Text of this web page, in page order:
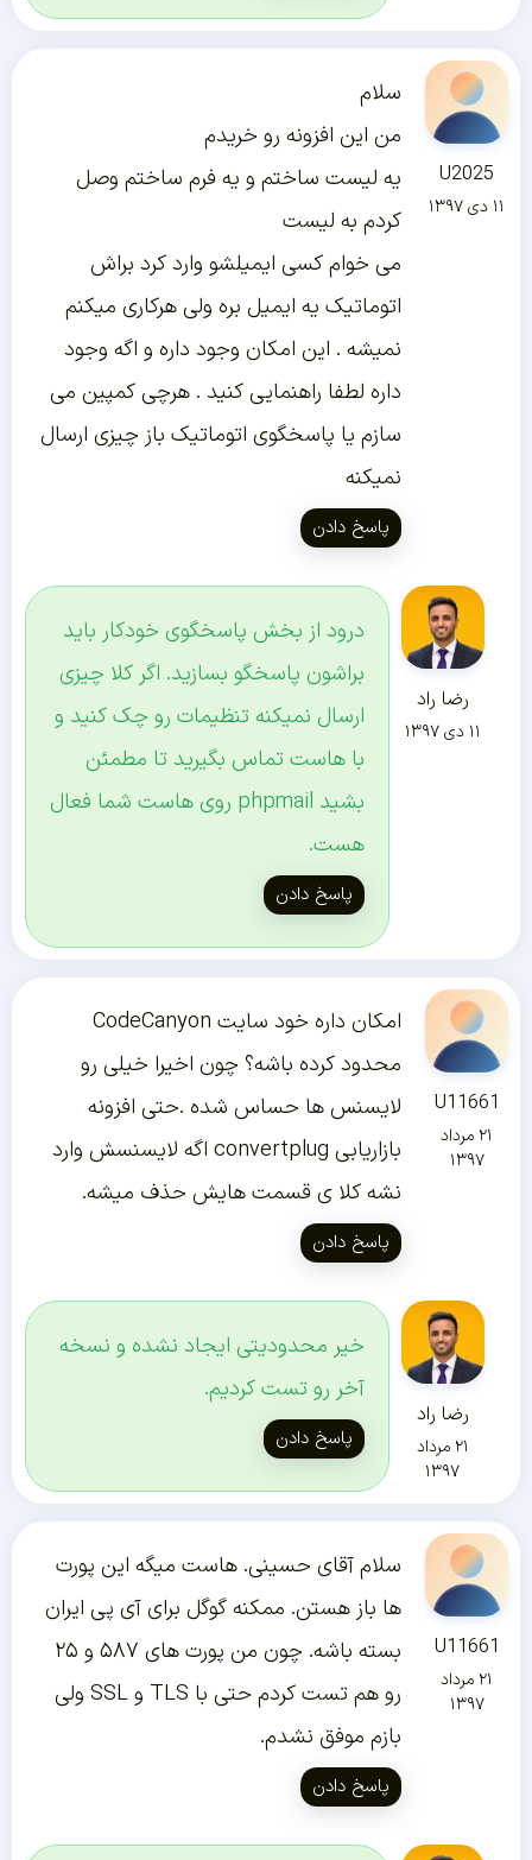
U2025
۱۱ دی ۱۳۹۷
سلام
من این افزونه رو خریدم
یه لیست ساختم و یه فرم ساختم وصل
کردم به لیست
می خوام کسی ایمیلشو وارد کرد براش
اتوماتیک یه ایمیل بره ولی هرکاری میکنم
نمیشه . این امکان وجود داره و اگه وجود
داره لطفا راهنمایی کنید . هرچی کمپین می
سازم یا پاسخگوی اتوماتیک باز چیزی ارسال
نمیکنه
پاسخ دادن
رضا راد
۱۱ دی ۱۳۹۷
درود از بخش پاسخگوی خودکار باید
براشون پاسخگو بسازید. اگر کلا چیزی
ارسال نمیکنه تنظیمات رو چک کنید و
با هاست تماس بگیرید تا مطمئن
بشید phpmail روی هاست شما فعال
هست.
پاسخ دادن
U11661
۲۱ مرداد
۱۳۹۷
امکان داره خود سایت CodeCanyon
محدود کرده باشه؟ چون اخیرا خیلی رو
لایسنس ها حساس شده .حتی افزونه
بازاریابی convertplug اگه لایسنسش وارد
نشه کلا ی قسمت هایش حذف میشه.
پاسخ دادن
رضا راد
۲۱ مرداد
۱۳۹۷
خیر محدودیتی ایجاد نشده و نسخه
آخر رو تست کردیم.
پاسخ دادن
U11661
۲۱ مرداد
۱۳۹۷
سلام آقای حسینی. هاست میگه این پورت
ها باز هستن. ممکنه گوگل برای آی پی ایران
بسته باشه. چون من پورت های ۵۸۷ و ۲۵
رو هم تست کردم حتی با TLS و SSL ولی
بازم موفق نشدم.
پاسخ دادن